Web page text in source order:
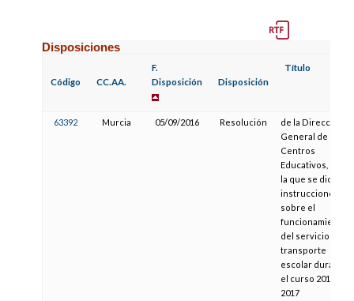
Disposiciones
Código CC.AA.
F.
Disposición
Disposición
Título
63392 Murcia 05/09/2016 Resolución
de la Dirección
General de
Centros
Educativos, por
la que se dictan
instrucciones
sobre el
funcionamiento
del servicio de
transporte
escolar durante
el curso 2016-
2017